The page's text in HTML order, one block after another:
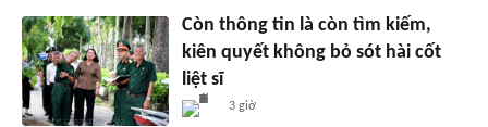
Còn thông tin là còn tìm kiếm,
kiên quyết không bỏ sót hài cốt
liệt sĩ
3 giờ